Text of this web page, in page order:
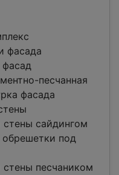
фасада
фасад
песчанная
фасада
сайдингом
под
песчаником